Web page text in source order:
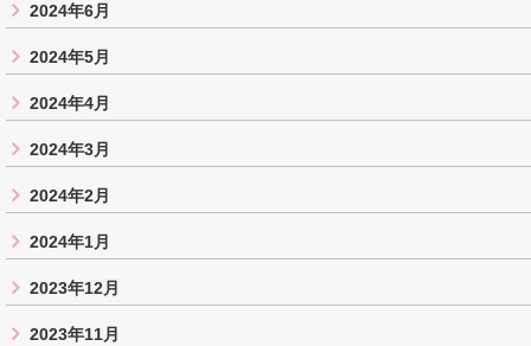
2024年6月
2024年5月
2024年4月
2024年3月
2024年2月
2024年1月
2023年12月
2023年11月